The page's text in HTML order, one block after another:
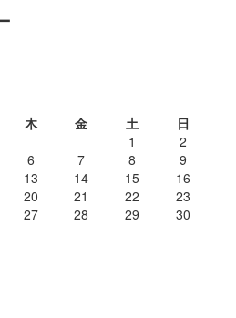
木 金 土
日
1
2
6 7 8
9
13 14 15
16
20 21 22
23
27 28 29
30